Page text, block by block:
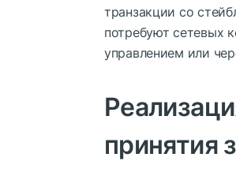
транзакции со
потребуют сетевых
управлением или
принятия